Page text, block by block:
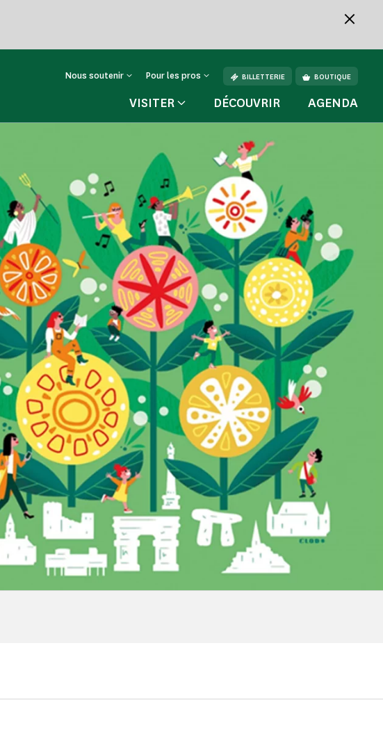
Nous soutenir Pour les pros BILLETTERIE BOUTIQUE
VISITER DÉCOUVRIR AGENDA